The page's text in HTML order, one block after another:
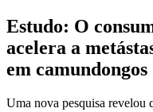
Estudo: O
acelera a
em camundongos
Uma nova pesquisa revelou